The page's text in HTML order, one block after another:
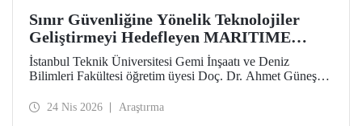
Sınır Güvenliğine Yönelik Teknolojiler
Geliştirmeyi Hedefleyen MARITIME
Projesine AB’den Destek
İstanbul Teknik Üniversitesi Gemi İnşaatı ve Deniz
Bilimleri Fakültesi öğretim üyesi Doç. Dr. Ahmet Güneş’in
Avrupa Programı kapsamında destek almaya hak kazandı.
24 Nis 2026 Araştırma